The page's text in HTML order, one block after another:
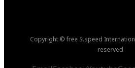
Copyright © free S.speed
reserved